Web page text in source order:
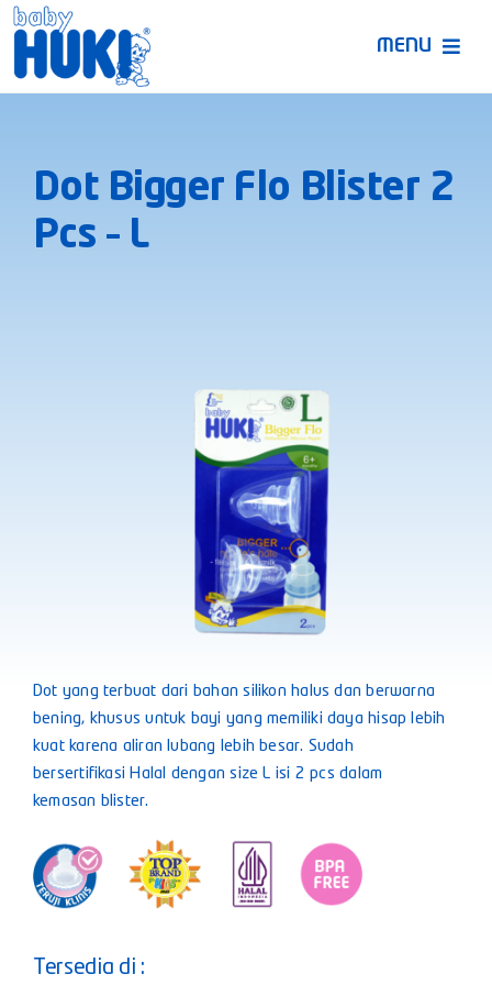
Skip
content
MENU
Ruang Bunda Pintar
Bincang Ahli
Dot Bigger Flo Blister 2
Pcs – L
Dot yang terbuat dari bahan silikon halus dan berwarna
bening, khusus untuk bayi yang memiliki daya hisap lebih
kuat karena aliran lubang lebih besar. Sudah
bersertifikasi Halal dengan size L isi 2 pcs dalam
kemasan blister.
Tersedia di :